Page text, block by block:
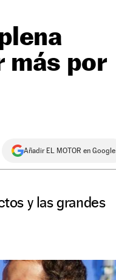
más por
Añadir EL MOTOR en Google
y las grandes